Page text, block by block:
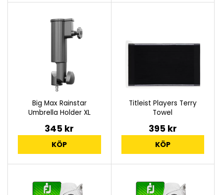
Big Max Rainstar
Umbrella Holder XL
345 kr
KÖP
Titleist Players Terry
Towel
395 kr
KÖP